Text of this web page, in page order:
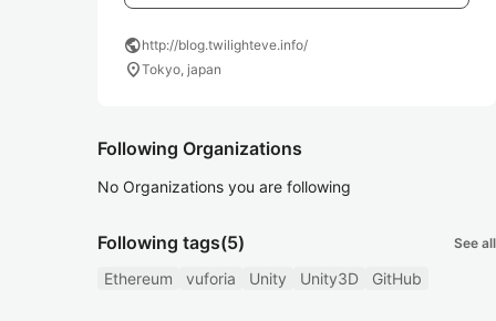
publichttp://blog.twilighteve.info/
location_onTokyo, japan
Following Organizations
No Organizations you are following
Following tags(5) See all
Ethereum vuforia Unity Unity3D GitHub